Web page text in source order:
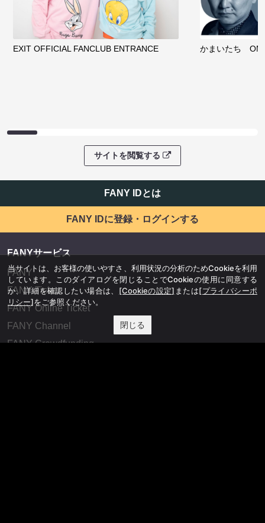
EXIT OFFICIAL FANCLUB ENTRANCE かまいたち
サイトを閲覧する
FANY IDとは
FANY IDに登録・ログインする
FANYサービス
FANY
FANY Ticket
FANY Online Ticket
FANY Channel
FANY Crowdfunding
当サイトは、お客様の使いやすさ、利用状況の分析のためCookieを利用
しています。このダイアログを閉じることでCookieの使用に同意する
か、詳細を確認したい場合は、 [Cookieの設定] または[プライバシーポ
リシー]をご参照ください。
閉じる